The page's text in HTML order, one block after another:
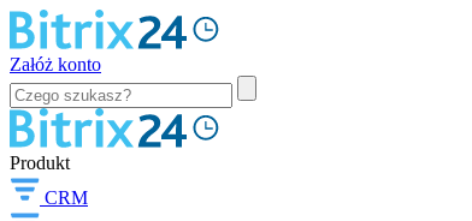
Załóż konto
Produkt
CRM